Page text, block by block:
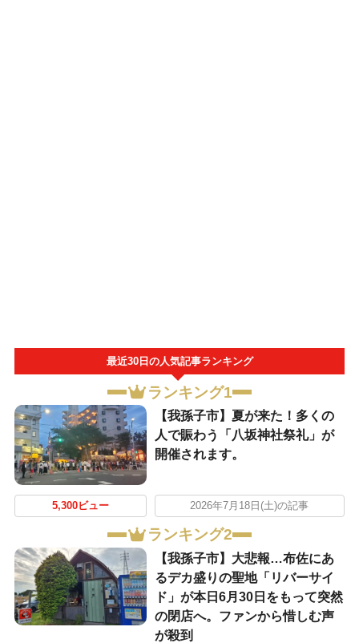
最近30日の人気記事ランキング
ランキング1
​【我孫子市】夏が来た！多くの
人で賑わう「八坂神社祭礼」が
開催されます。
5,300ビュー 2026年7月18日(土)の記事
ランキング2
​【我孫子市】大悲報…布佐にあ
るデカ盛りの聖地「リバーサイ
ド」が本日6月30日をもって突然
の閉店へ。ファンから惜しむ声
が殺到